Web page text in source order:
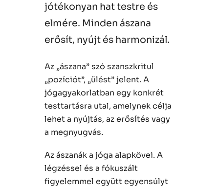
jótékonyan hat testre és
elmére. Minden ászana
erősít, nyújt és harmonizál.
Az „ászana” szó szanszkritul
„pozíciót”, „ülést” jelent. A
jógagyakorlatban egy konkrét
testtartásra utal, amelynek célja
lehet a nyújtás, az erősítés vagy
a megnyugvás.
Az ászanák a jóga alapkövei. A
légzéssel és a fókuszált
figyelemmel együtt egyensúlyt